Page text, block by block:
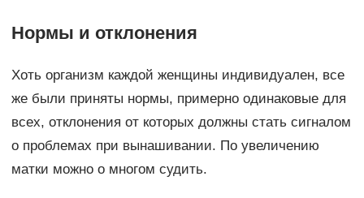
Нормы и отклонения
Хоть организм каждой женщины индивидуален, все
же были приняты нормы, примерно одинаковые для
всех, отклонения от которых должны стать сигналом
о проблемах при вынашивании. По увеличению
матки можно о многом судить.